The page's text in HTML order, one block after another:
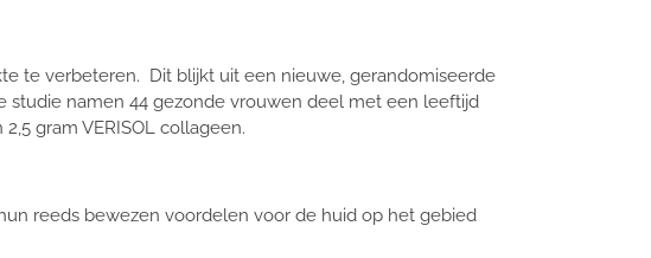
te verbeteren. Dit blijkt uit een nieuwe, gerandomiseerde
studie namen 44 gezonde vrouwen deel met een leeftijd
gram VERISOL collageen.
reeds bewezen voordelen voor de huid op het gebied